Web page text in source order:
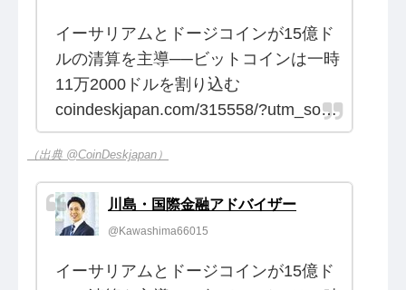
イーサリアムとドージコインが15億ド
ルの清算を主導──ビットコインは一時
11万2000ドルを割り込む
coindeskjapan.com/315558/?utm_so…
（出典 @CoinDeskjapan）
川島・国際金融アドバイザー
@Kawashima66015
イーサリアムとドージコインが15億ド